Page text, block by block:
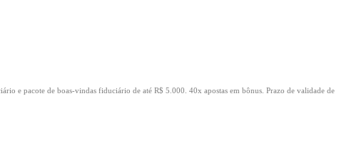
e pacote de boas-vindas fiduciário de até R$ 5.000. 40x apostas em bônus. Prazo de validade de